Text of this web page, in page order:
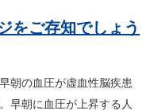
をご存知でしょう
朝の血圧が虚血性脳疾患
早朝に血圧が上昇する人